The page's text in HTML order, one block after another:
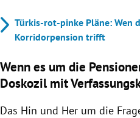
Türkis-rot-pinke Pläne: Wen
Korridorpension trifft
Wenn es um die
Doskozil mit
Das Hin und Her um die